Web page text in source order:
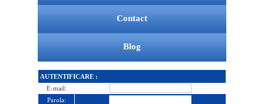
Contact
Blog
AUTENTIFICARE :
E-mail:
Parola: